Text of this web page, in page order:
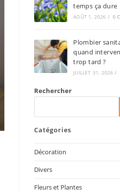
temps ça dure
AOÛT 1, 2026 / 0
Plombier
quand
trop tard ?
JUILLET 31, 2026 /
Rechercher
Catégories
Décoration
Divers
Fleurs et Plantes